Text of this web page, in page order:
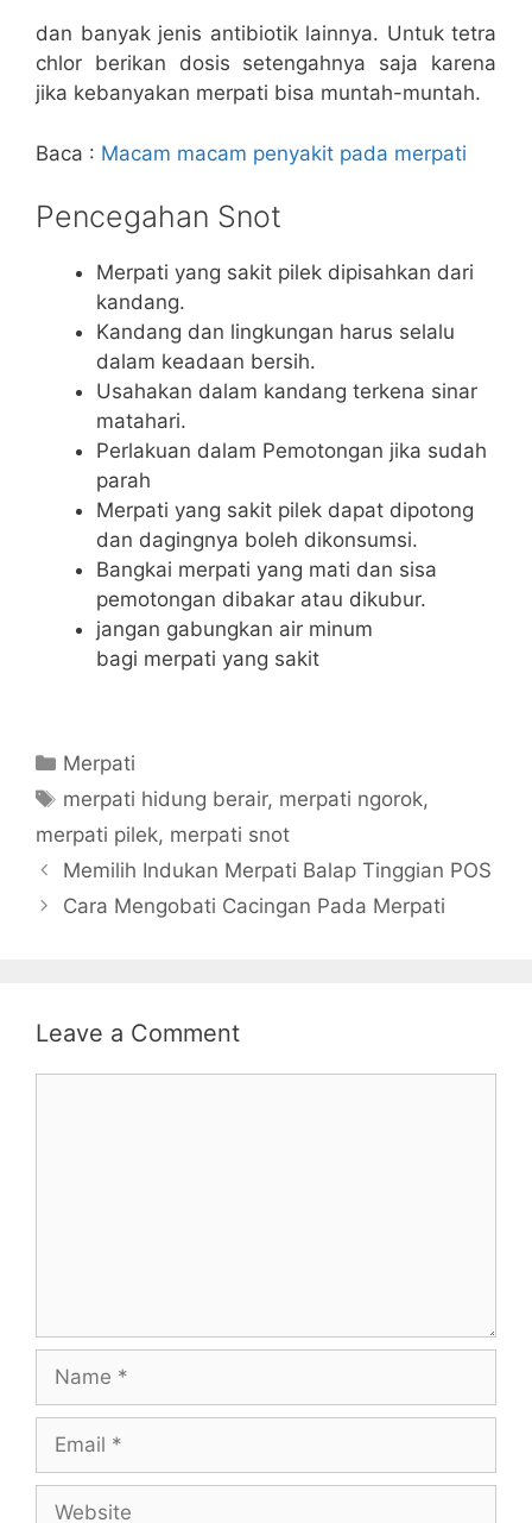
dan banyak jenis antibiotik lainnya. Untuk tetra
chlor berikan dosis setengahnya saja karena
jika kebanyakan merpati bisa muntah-muntah.
Baca : Macam macam penyakit pada merpati
Pencegahan Snot
Merpati yang sakit pilek dipisahkan dari
kandang.
Kandang dan lingkungan harus selalu
dalam keadaan bersih.
Usahakan dalam kandang terkena sinar
matahari.
Perlakuan dalam Pemotongan jika sudah
parah
Merpati yang sakit pilek dapat dipotong
dan dagingnya boleh dikonsumsi.
Bangkai merpati yang mati dan sisa
pemotongan dibakar atau dikubur.
jangan gabungkan air minum
bagi merpati yang sakit
Categories
Merpati
Tags
merpati hidung berair, merpati ngorok,
merpati pilek, merpati snot
Memilih Indukan Merpati Balap Tinggian POS
Cara Mengobati Cacingan Pada Merpati
Leave a Comment